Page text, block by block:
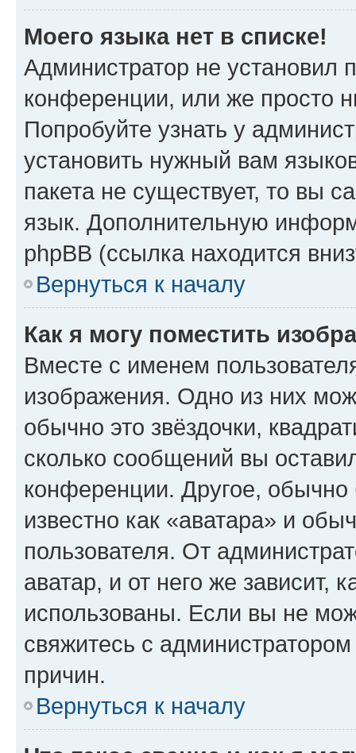
Моего языка нет в списке!
Администратор не установил
конференции, или же просто
Попробуйте узнать у
установить нужный вам
пакета не существует, то вы
язык. Дополнительную
phpBB (ссылка находится
Вернуться к началу
Как я могу поместить
Вместе с именем
изображения. Одно из них
обычно это звёздочки,
сколько сообщений вы
конференции. Другое,
известно как «аватара» и
пользователя. От
аватар, и от него же зависит,
использованы. Если вы не
свяжитесь с
причин.
Вернуться к началу